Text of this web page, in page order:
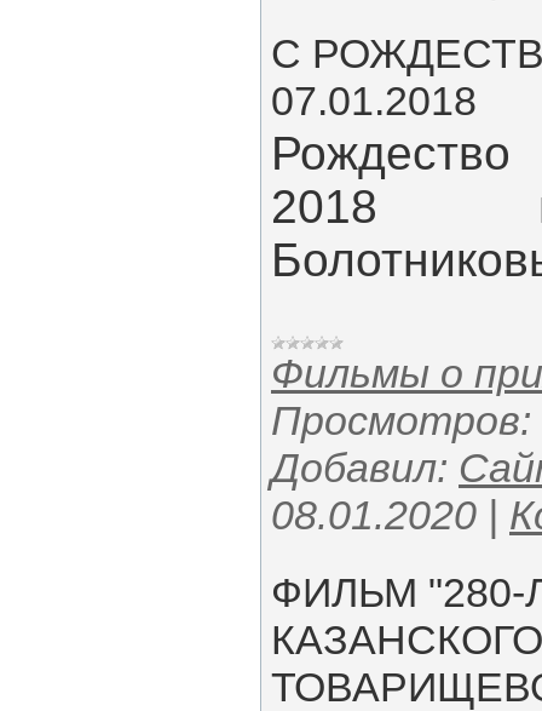
С
07.01.2018
2018
Фильмы о
Просмотров:
Добавил:
08.01.2020 |
ФИЛЬМ "280-